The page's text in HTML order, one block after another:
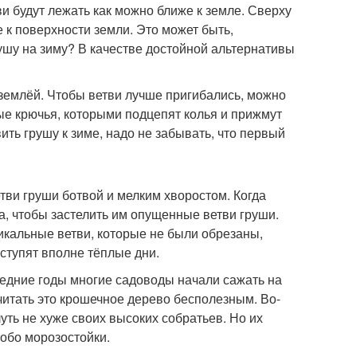
будут лежать как можно ближе к земле. Сверху
поверхности земли. Это может быть,
на зиму? В качестве достойной альтернативы
Чтобы ветви лучше пригибались, можно
крючья, которыми подцепят колья и прижмут
грушу к зиме, надо не забывать, что первый
груши ботвой и мелким хворостом. Когда
чтобы застелить им опущенные ветви груши.
ветви, которые не были обрезаны,
вполне тёплые дни.
годы многие садоводы начали сажать на
это крошечное дерево бесполезным. Во-
не хуже своих высоких собратьев. Но их
морозостойки.